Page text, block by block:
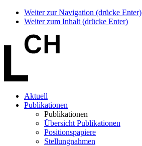
Weiter zur Navigation (drücke Enter)
Weiter zum Inhalt (drücke Enter)
Aktuell
Publikationen
Publikationen
Übersicht Publikationen
Positionspapiere
Stellungnahmen